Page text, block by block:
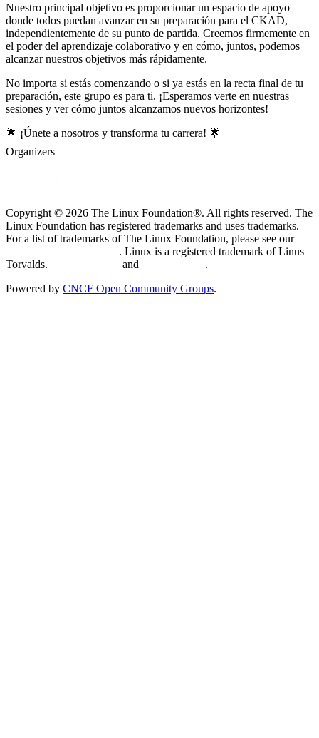
Nuestro principal objetivo es proporcionar un espacio de apoyo
donde todos puedan avanzar en su preparación para el CKAD,
independientemente de su punto de partida. Creemos firmemente en
el poder del aprendizaje colaborativo y en cómo, juntos, podemos
alcanzar nuestros objetivos más rápidamente.
No importa si estás comenzando o si ya estás en la recta final de tu
preparación, este grupo es para ti. ¡Esperamos verte en nuestras
sesiones y ver cómo juntos alcanzamos nuevos horizontes!
🌟 ¡Únete a nosotros y transforma tu carrera! 🌟
Organizers
Copyright © 2026 The Linux Foundation®. All rights reserved. The
Linux Foundation has registered trademarks and uses trademarks.
For a list of trademarks of The Linux Foundation, please see our
. Linux is a registered trademark of Linus
Torvalds.
and
.
Powered by CNCF Open Community Groups.